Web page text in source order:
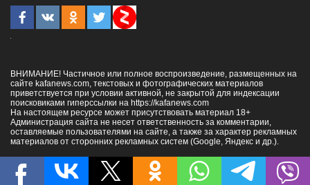
ВНИМАНИЕ! Частичное или полное воспроизведение, размещенных на
сайте kafanews.com, текстовых и фотографических материалов
приветствуется при условии активной, не закрытой для индексации
поисковиками гиперссылки на https://kafanews.com
На настоящем ресурсе может присутствовать материал 18+
Администрация сайта не несет ответственность за комментарии,
оставляемые пользователями на сайте, а также за характер рекламных
материалов от сторонних рекламных систем (Google, Яндекс и др.).